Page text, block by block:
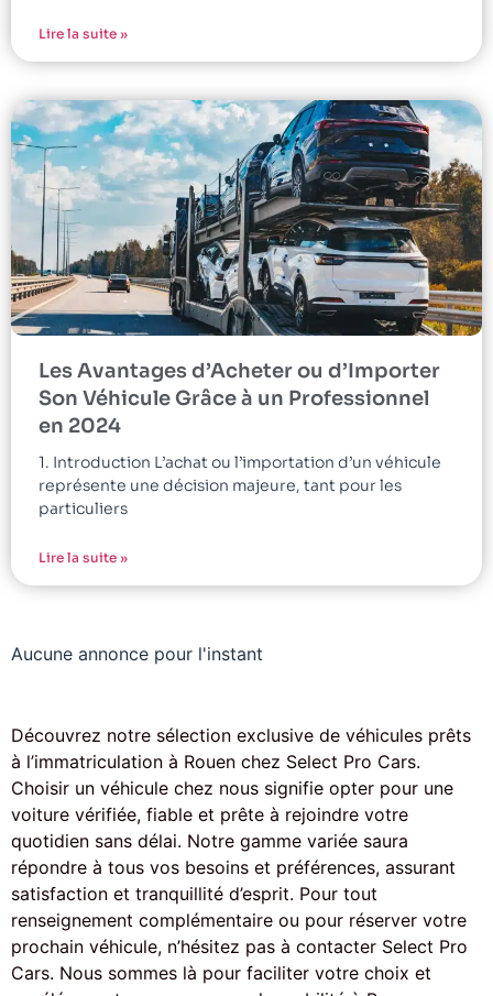
Lire la suite »
Les Avantages d’Acheter ou d’Importer
Son Véhicule Grâce à un Professionnel
en 2024
1. Introduction L’achat ou l’importation d’un véhicule
représente une décision majeure, tant pour les
particuliers
Lire la suite »
Aucune annonce pour l'instant
Découvrez notre sélection exclusive de véhicules prêts
à l’immatriculation à Rouen chez Select Pro Cars.
Choisir un véhicule chez nous signifie opter pour une
voiture vérifiée, fiable et prête à rejoindre votre
quotidien sans délai. Notre gamme variée saura
répondre à tous vos besoins et préférences, assurant
satisfaction et tranquillité d’esprit. Pour tout
renseignement complémentaire ou pour réserver votre
prochain véhicule, n’hésitez pas à contacter Select Pro
Cars. Nous sommes là pour faciliter votre choix et